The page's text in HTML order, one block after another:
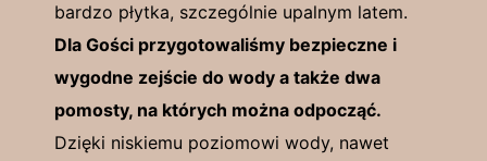
bardzo płytka, szczególnie upalnym latem.
Dla Gości przygotowaliśmy bezpieczne i
wygodne zejście do wody a także dwa
pomosty, na których można odpocząć.
Dzięki niskiemu poziomowi wody, nawet